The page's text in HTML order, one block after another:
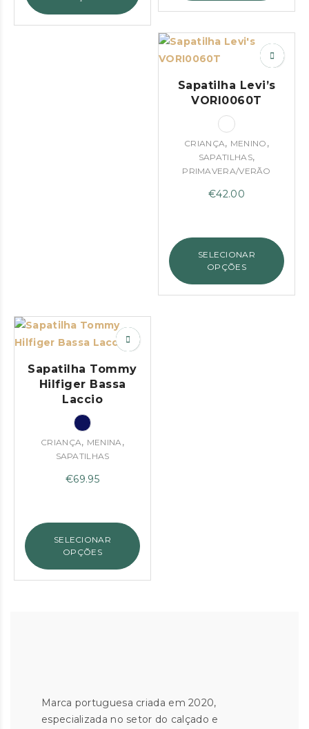
Sapatilha Levi’s
VORI0060T
CRIANÇA, MENINO ,
SAPATILHAS,
PRIMAVERA/VERÃO
€42.00
SELECIONAR
OPÇÕES
Sapatilha Tommy
Hilfiger Bassa
Laccio
CRIANÇA, MENINA,
SAPATILHAS
€69.95
SELECIONAR
OPÇÕES
Marca portuguesa criada em 2020,
especializada no setor do calçado e